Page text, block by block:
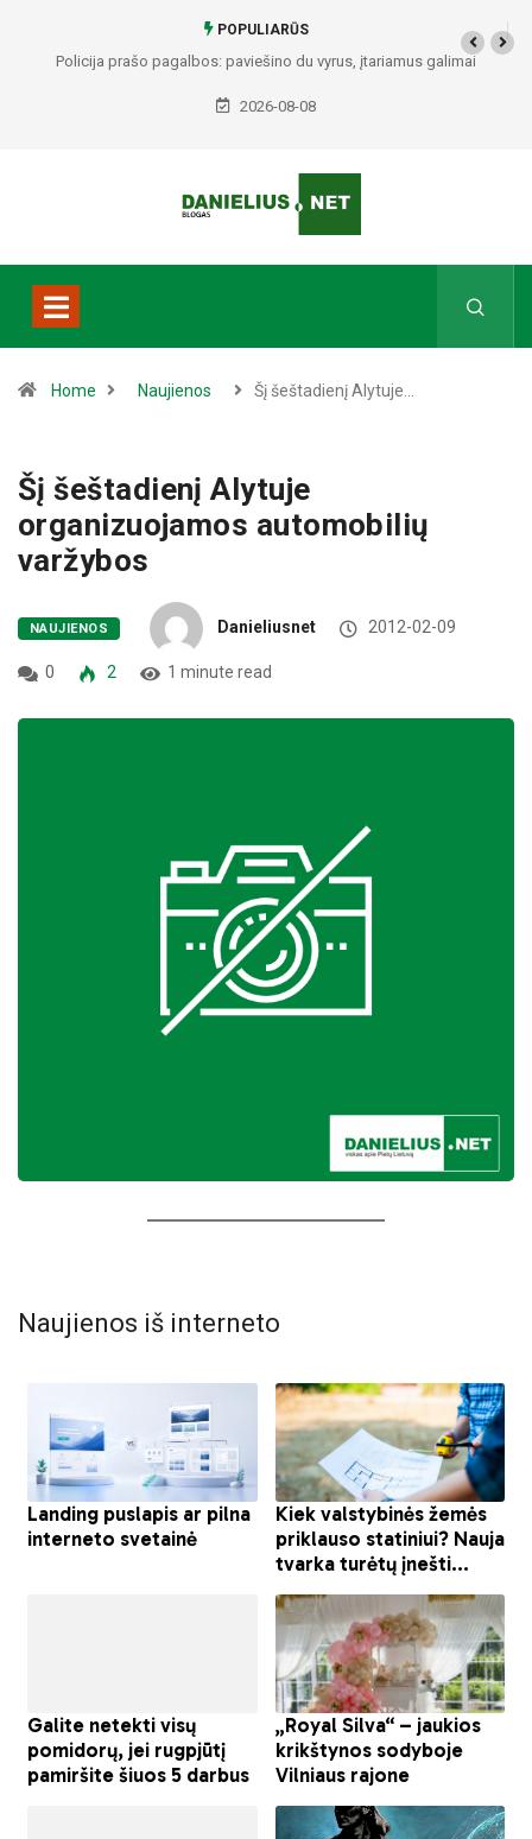
POPULIARŪS
Policija prašo pagalbos: paviešino du vyrus, įtariamus galimai
padariusius vagystes Alytuje ir Dauguose
2026-08-08
Home Naujienos Šį šeštadienį Alytuje…
Šį šeštadienį Alytuje
organizuojamos automobilių
varžybos
NAUJIENOS Danieliusnet 2012-02-09
0 2 1 minute read
Naujienos iš interneto